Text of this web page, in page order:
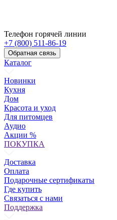
Телефон горячей линии
+7 (800) 511-86-19
Обратная связь
Каталог
Новинки
Кухня
Дом
Красота и уход
Для питомцев
Аудио
Акции %
ПОКУПКА
Доставка
Оплата
Подарочные сертификаты
Где купить
Связаться с нами
Поддержка